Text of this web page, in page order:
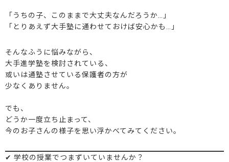
「うちの子、このままで大丈夫なんだろうか…」
「とりあえず大手塾に通わせておけば安心かも…」
そんなふうに悩みながら、
大手進学塾を検討されている、
或いは通塾させている保護者の方が
少なくありません。
でも、
どうか一度立ち止まって、
今のお子さんの様子を思い浮かべてみてください。
✔ 学校の授業でつまずいていませんか？